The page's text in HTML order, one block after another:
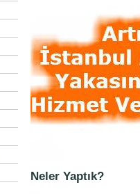
Neler Yaptık?